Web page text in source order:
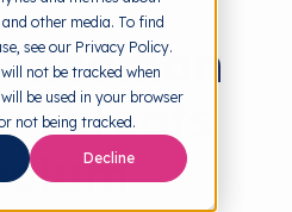
other media. To find
see our Privacy Policy.
not be tracked when
be used in your browser
not being tracked.
Decline